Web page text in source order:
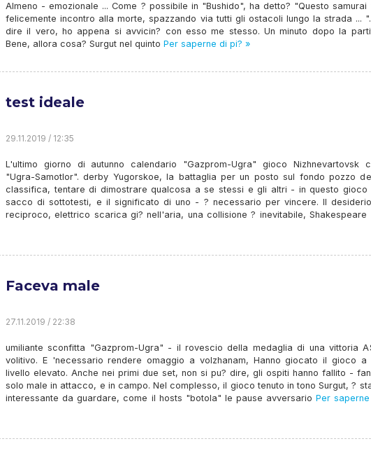
Almeno - emozionale ... Come ? possibile in "Bushido", ha detto? "Questo samurai
felicemente incontro alla morte, spazzando via tutti gli ostacoli lungo la strada ...
dire il vero, ho appena si avvicin? con esso me stesso. Un minuto dopo la
Bene, allora cosa? Surgut nel quinto Per saperne di pi? »
test ideale
29.11.2019 / 12:35
L'ultimo giorno di autunno calendario "Gazprom-Ugra" gioco Nizhnevartovsk
"Ugra-Samotlor". derby Yugorskoe, la battaglia per un posto sul fondo pozzo
classifica, tentare di dimostrare qualcosa a se stessi e gli altri - in questo gioco
sacco di sottotesti, e il significato di uno - ? necessario per vincere. Il
reciproco, elettrico scarica gi? nell'aria, una collisione ? inevitabile, Shakespeare
Faceva male
27.11.2019 / 22:38
umiliante sconfitta "Gazprom-Ugra" - il rovescio della medaglia di una vittoria
volitivo. E 'necessario rendere omaggio a volzhanam, Hanno giocato il gioco a
livello elevato. Anche nei primi due set, non si pu? dire, gli ospiti hanno fallito -
solo male in attacco, e in campo. Nel complesso, il gioco tenuto in tono Surgut, ?
interessante da guardare, come il hosts "botola" le pause avversario Per